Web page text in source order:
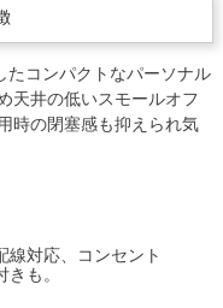
たコンパクトなパーソナル
天井の低いスモールオフ
時の閉塞感も抑えられ気
線対応、コンセント
きも。